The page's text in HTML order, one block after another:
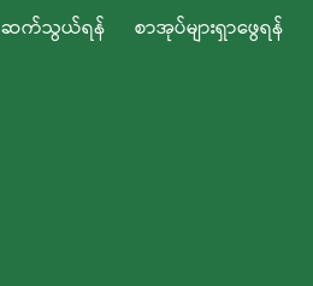
ဆက်သွယ်ရန် စာအုပ်များရှာဖွေရန်